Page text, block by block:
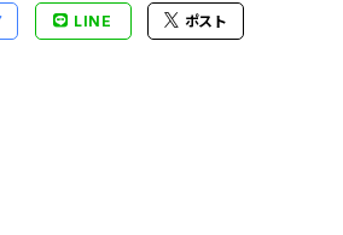
LINE ポスト